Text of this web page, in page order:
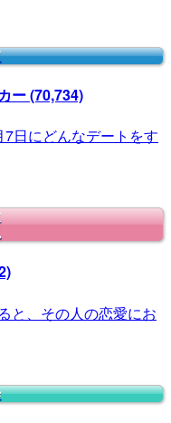
ー(70,734)
日にどんなデートをす
と、その人の恋愛にお